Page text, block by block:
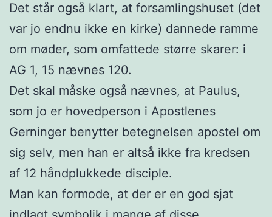
Det står også klart, at forsamlingshuset (det
var jo endnu ikke en kirke) dannede ramme
om møder, som omfattede større skarer: i
AG 1, 15 nævnes 120.
Det skal måske også nævnes, at Paulus,
som jo er hovedperson i Apostlenes
Gerninger benytter betegnelsen apostel om
sig selv, men han er altså ikke fra kredsen
af 12 håndplukkede disciple.
Man kan formode, at der er en god sjat